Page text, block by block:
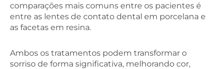
comparações mais comuns entre os pacientes é
entre as lentes de contato dental em porcelana e
as facetas em resina.
Ambos os tratamentos podem transformar o
sorriso de forma significativa, melhorando cor,